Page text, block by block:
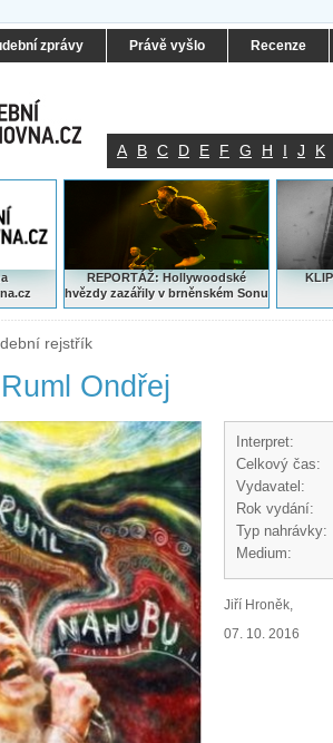
zprávy Právě vyšlo Recenze
A B C D E F G H I J K
REPORTÁŽ: Hollywoodské
hvězdy zazářily v brněnském Sonu
rejstřík
Ondřej
Interpret:
Celkový čas:
Vydavatel:
Rok vydání:
Typ nahrávky:
Medium:
Jiří Hroněk,
07. 10. 2016